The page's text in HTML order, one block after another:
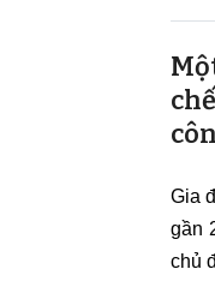
Gia
gần
chủ